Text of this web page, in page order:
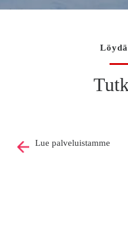
Lue palveluistamme